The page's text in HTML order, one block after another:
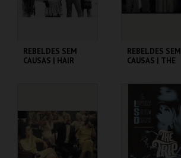
COMPRAR
REBELDES SEM
CAUSAS | HAIR
MAIS INFO
COMPRAR
REBELDES SEM
CAUSAS | THE
CINEMATECA
MAIS INFO
COMPRAR